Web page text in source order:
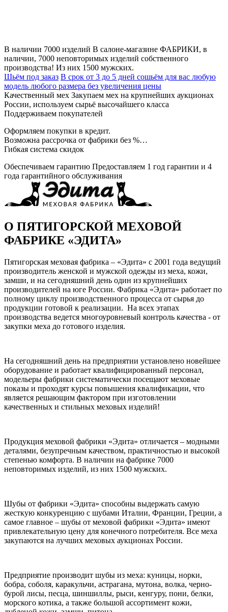
В наличии 7000 изделий В салоне-магазине ФАБРИКИ, в
наличии, 7000 неповторимых изделий собственного
производства! Из них 1500 мужских.
Шьём под заказ В срок от 3 до 5 дней сошьём для вас любую
модель любого размера без увеличения цены
Качественный мех Закупаем мех на крупнейших аукционах
России, используем сырьё высочайшего класса
Поддерживаем покупателей
Оформляем покупки в кредит.
Возможна рассрочка от фабрики без %…
Гибкая система скидок
Обеспечиваем гарантию Предоставляем 1 год гарантии и 4
года гарантийного обслуживания
О ПЯТИГОРСКОЙ МЕХОВОЙ
ФАБРИКЕ «ЭДИТА»
Пятигорская меховая фабрика – «Эдита» с 2001 года ведущий
производитель женской и мужской одежды из меха, кожи,
замши, и на сегодняшний день один из крупнейших
производителей на юге России. Фабрика «Эдита» работает по
полному циклу производственного процесса от сырья до
продукции готовой к реализации. На всех этапах
производства ведется многоуровневый контроль качества - от
закупки меха до готового изделия.
На сегодняшний день на предприятии установлено новейшее
оборудование и работает квалифицированный персонал,
модельеры фабрики систематически посещают меховые
показы и проходят курсы повышения квалификации, что
является решающим фактором при изготовлении
качественных и стильных меховых изделий!
Продукция меховой фабрики «Эдита» отличается – модными
деталями, безупречным качеством, практичностью и высокой
степенью комфорта. В наличии на фабрике 7000
неповторимых изделий, из них 1500 мужских.
Шубы от фабрики «Эдита» способны выдержать самую
жесткую конкуренцию с шубами Италии, Франции, Греции, а
самое главное – шубы от меховой фабрики «Эдита» имеют
привлекательную цену для конечного потребителя. Все меха
закупаются на лучших меховых аукционах России.
Предприятие производит шубы из меха: куницы, норки,
бобра, соболя, каракульчи, астрагана, мутона, волка, черно-
бурой лисы, песца, шиншиллы, рыси, кенгуру, пони, белки,
морского котика, а также большой ассортимент кожи,